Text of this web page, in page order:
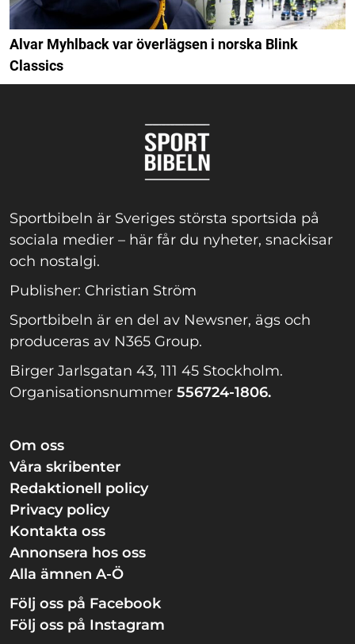
Alvar Myhlback var överlägsen i norska Blink
Classics
Sportbibeln är Sveriges största sportsida på
sociala medier – här får du nyheter, snackisar
och nostalgi.
Publisher: Christian Ström
Sportbibeln är en del av Newsner, ägs och
produceras av N365 Group.
Birger Jarlsgatan 43, 111 45 Stockholm.
Organisationsnummer 556724-1806.
Om oss
Våra skribenter
Redaktionell policy
Privacy policy
Kontakta oss
Annonsera hos oss
Alla ämnen A-Ö
Följ oss på Facebook
Följ oss på Instagram